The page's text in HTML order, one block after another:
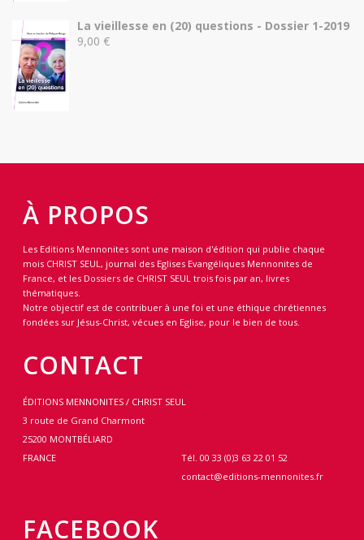
La vieillesse en (20) questions - Dossier 1-2019
9,00 €
À PROPOS
Les Editions Mennonites sont une maison d'édition qui publie chaque
mois CHRIST SEUL, journal des Eglises Evangéliques Mennonites de
France, et les Dossiers de CHRIST SEUL trois fois par an, livres
thématiques.
Notre objectif est de contribuer à une foi et une éthique chrétiennes
fondées sur Jésus-Christ, vécues en Eglise, pour le bien de tous.
CONTACT
ÉDITIONS MENNONITES / CHRIST SEUL
3 route de Grand Charmont
25200 MONTBÉLIARD
FRANCE
Tél. 00 33 (0)3 63 22 01 52
contact@editions-mennonites.fr
FACEBOOK